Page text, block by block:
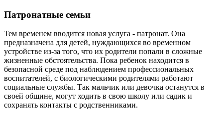
Патронатные семьи
Тем временем вводится новая услуга - патронат. Она
предназначена для детей, нуждающихся во временном
устройстве из-за того, что их родители попали в сложные
жизненные обстоятельства. Пока ребенок находится в
безопасной среде под наблюдением профессиональных
воспитателей, с биологическими родителями работают
социальные службы. Так мальчик или девочка останутся в
своей общине, могут ходить в свою школу или садик и
сохранять контакты с родственниками.